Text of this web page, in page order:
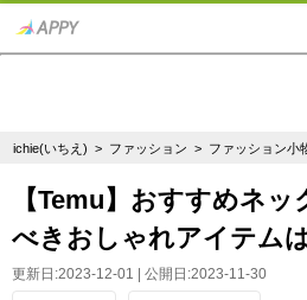
ichie(いちえ) > ファッション > ファッション小
【Temu】おすすめネッ
べきおしゃれアイテム
更新日:2023-12-01 | 公開日:2023-11-30